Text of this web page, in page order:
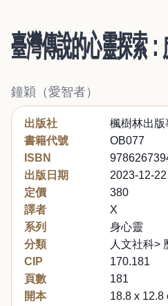
臺灣傳說的心靈探索
鐘穎（愛智者）
出版社
楓樹林出版
書籍代號
OB077
ISBN
出版日期
2023-12-22
定價
380
譯者
X
系列
身心靈
分類
人文社科>
CIP
170.181
頁數
181
開本
18.8 x 12.8